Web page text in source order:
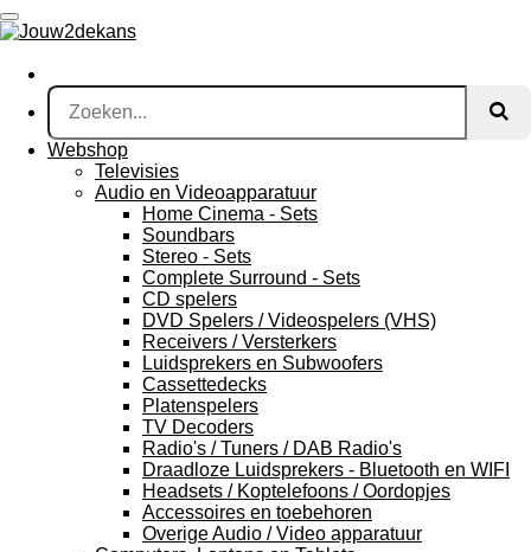
Ga
direct
de
hoofdinhoud
Webshop
Televisies
Audio en Videoapparatuur
Home Cinema - Sets
Soundbars
Stereo - Sets
Complete Surround - Sets
CD spelers
DVD Spelers / Videospelers (VHS)
Receivers / Versterkers
Luidsprekers en Subwoofers
Cassettedecks
Platenspelers
TV Decoders
Radio's / Tuners / DAB Radio's
Draadloze Luidsprekers - Bluetooth en WIFI
Headsets / Koptelefoons / Oordopjes
Accessoires en toebehoren
Overige Audio / Video apparatuur